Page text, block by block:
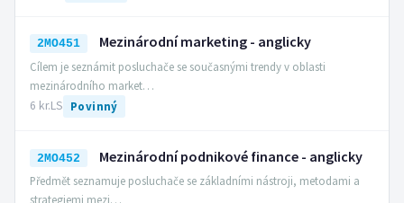
2MO451 Mezinárodní marketing - anglicky
Cílem je seznámit posluchače se současnými trendy v oblasti
mezinárodního market…
6 kr.LS Povinný
2MO452 Mezinárodní podnikové finance - anglicky
Předmět seznamuje posluchače se základními nástroji, metodami a
strategiemi mezi…